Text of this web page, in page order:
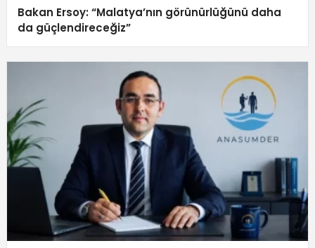
Bakan Ersoy: “Malatya’nın görünürlüğünü daha
da güçlendireceğiz”